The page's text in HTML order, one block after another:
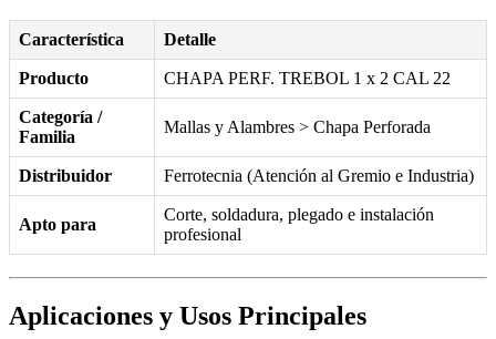
Característica Detalle
Producto CHAPA PERF. TREBOL 1 x 2 CAL 22
Categoría /
Familia
Mallas y Alambres > Chapa Perforada
Distribuidor Ferrotecnia (Atención al Gremio e Industria)
Apto para
Corte, soldadura, plegado e instalación
profesional
Aplicaciones y Usos Principales